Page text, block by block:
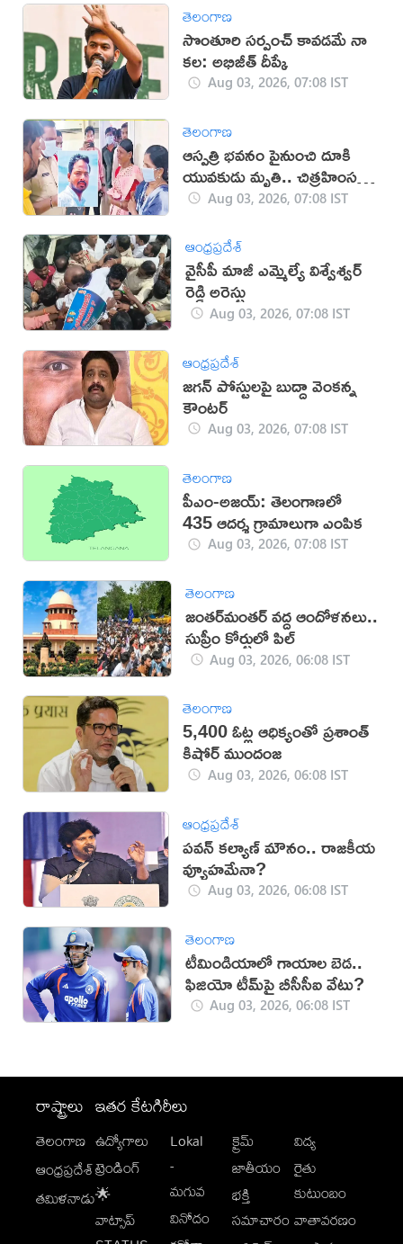
తెలంగాణ
సొంతూరి సర్పంచ్‌ కావడమే నా
కల: అభిజీత్ దీప్కే
Aug 03, 2026, 07:08 IST
తెలంగాణ
ఆస్పత్రి భవనం పైనుంచి దూకి
యువకుడు మృతి.. చిత్రహింసలే
కారణమా?
Aug 03, 2026, 07:08 IST
ఆంధ్రప్రదేశ్
వైసీపీ మాజీ ఎమ్మెల్యే విశ్వేశ్వర్
రెడ్డి అరెస్టు
Aug 03, 2026, 07:08 IST
ఆంధ్రప్రదేశ్
జగన్ పోస్టులపై బుద్దా వెంకన్న
కౌంటర్
Aug 03, 2026, 07:08 IST
తెలంగాణ
పీఎం-అజయ్: తెలంగాణలో
435 ఆదర్శ గ్రామాలుగా ఎంపిక
Aug 03, 2026, 07:08 IST
తెలంగాణ
జంతర్‌మంతర్‌ వద్ద ఆందోళనలు..
సుప్రీం కోర్టులో పిల్
Aug 03, 2026, 06:08 IST
తెలంగాణ
5,400 ఓట్ల ఆధిక్యంతో ప్రశాంత్
కిషోర్ ముందంజ
Aug 03, 2026, 06:08 IST
ఆంధ్రప్రదేశ్
పవన్ కల్యాణ్ మౌనం.. రాజకీయ
వ్యూహమేనా?
Aug 03, 2026, 06:08 IST
తెలంగాణ
టీమిండియాలో గాయాల బెడ..
ఫిజియో టీమ్‌పై బీసీసీఐ వేటు?
Aug 03, 2026, 06:08 IST
రాష్ట్రాలు
తెలంగాణ
ఆంధ్రప్రదేశ్
తమిళనాడు
ఇతర కేటగిరీలు
ఉద్యోగాలు
ట్రెండింగ్
🌟
వాట్సాప్
Lokal
-
మగువ
వినోదం
క్రైమ్
జాతీయం
భక్తి
సమాచారం
విద్య
రైతు
కుటుంబం
వాతావరణం